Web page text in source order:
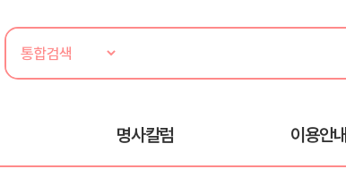
명사칼럼 이용안내